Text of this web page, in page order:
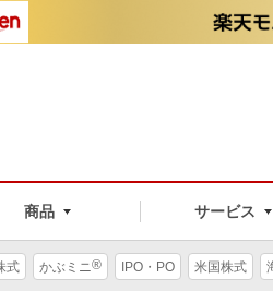
商品 サービス
式 かぶミニ® IPO・PO 米国株式